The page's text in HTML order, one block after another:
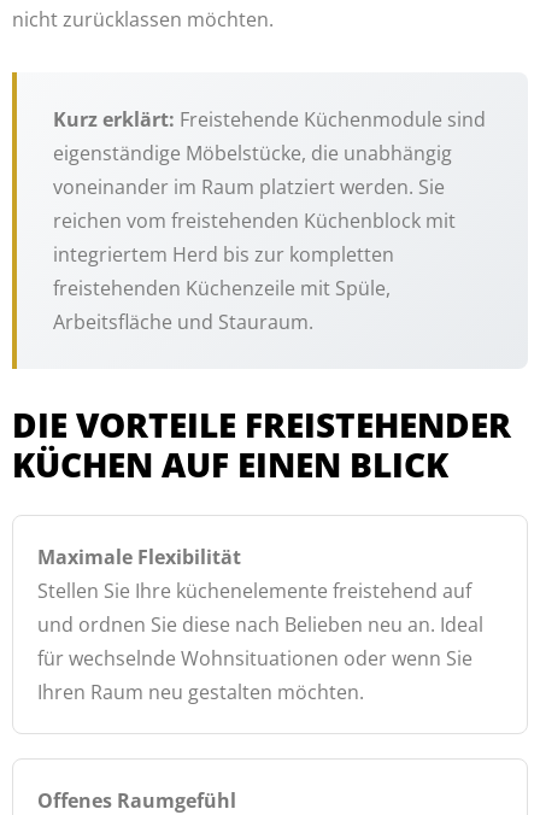
nicht zurücklassen möchten.
Kurz erklärt: Freistehende Küchenmodule sind
eigenständige Möbelstücke, die unabhängig
voneinander im Raum platziert werden. Sie
reichen vom freistehenden Küchenblock mit
integriertem Herd bis zur kompletten
freistehenden Küchenzeile mit Spüle,
Arbeitsfläche und Stauraum.
DIE VORTEILE FREISTEHENDER
KÜCHEN AUF EINEN BLICK
Maximale Flexibilität
Stellen Sie Ihre küchenelemente freistehend auf
und ordnen Sie diese nach Belieben neu an. Ideal
für wechselnde Wohnsituationen oder wenn Sie
Ihren Raum neu gestalten möchten.
Offenes Raumgefühl